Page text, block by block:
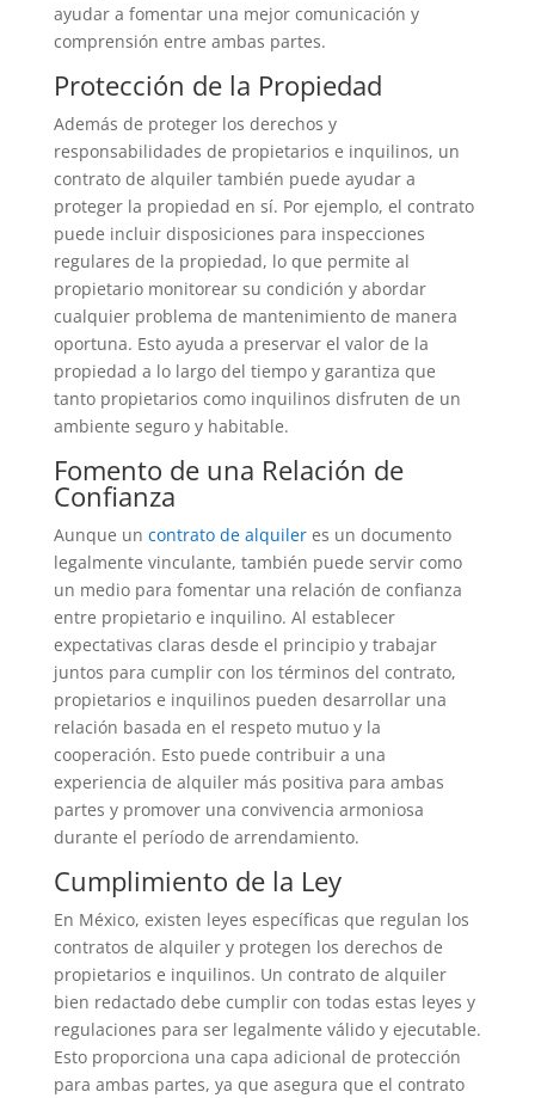
ayudar a fomentar una mejor comunicación y
comprensión entre ambas partes.
Protección de la Propiedad
Además de proteger los derechos y
responsabilidades de propietarios e inquilinos, un
contrato de alquiler también puede ayudar a
proteger la propiedad en sí. Por ejemplo, el contrato
puede incluir disposiciones para inspecciones
regulares de la propiedad, lo que permite al
propietario monitorear su condición y abordar
cualquier problema de mantenimiento de manera
oportuna. Esto ayuda a preservar el valor de la
propiedad a lo largo del tiempo y garantiza que
tanto propietarios como inquilinos disfruten de un
ambiente seguro y habitable.
Fomento de una Relación de
Confianza
Aunque un contrato de alquileres un documento
legalmente vinculante, también puede servir como
un medio para fomentar una relación de confianza
entre propietario e inquilino. Al establecer
expectativas claras desde el principio y trabajar
juntos para cumplir con los términos del contrato,
propietarios e inquilinos pueden desarrollar una
relación basada en el respeto mutuo y la
cooperación. Esto puede contribuir a una
experiencia de alquiler más positiva para ambas
partes y promover una convivencia armoniosa
durante el período de arrendamiento.
Cumplimiento de la Ley
En México, existen leyes específicas que regulan los
contratos de alquiler y protegen los derechos de
propietarios e inquilinos. Un contrato de alquiler
bien redactado debe cumplir con todas estas leyes y
regulaciones para ser legalmente válido y ejecutable.
Esto proporciona una capa adicional de protección
para ambas partes, ya que asegura que el contrato